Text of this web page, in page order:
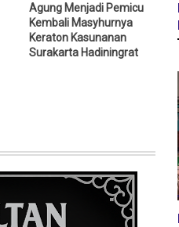
Agung Menjadi Pemicu
Kembali Masyhurnya
Keraton Kasunanan
Surakarta Hadiningrat